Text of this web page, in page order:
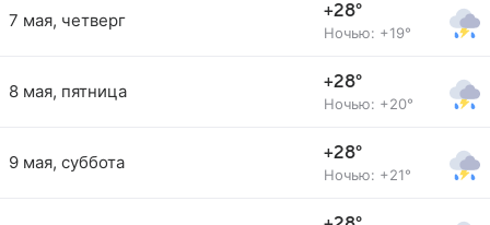
7 мая, четверг +28°
Ночью: +19°
8 мая, пятница +28°
Ночью: +20°
9 мая, суббота +28°
Ночью: +21°